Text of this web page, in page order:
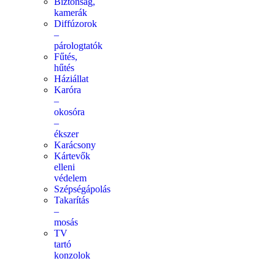
kamerák
Diffúzorok
–
párologtatók
Fűtés,
hűtés
Háziállat
Karóra
–
okosóra
–
ékszer
Karácsony
Kártevők
elleni
védelem
Szépségápolás
Takarítás
–
mosás
TV
tartó
konzolok